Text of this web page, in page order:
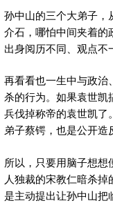
孙中山的三个大弟子，
介石，哪怕中间夹着的
出身阅历不同、观点不
再看看也一生中与政治
杀的行为。如果袁世凯
兵伐掉称帝的袁世凯了
弟子蔡锷，也是公开造
所以，只要用脑子想
人独裁的宋教仁暗杀
是主动提出让孙中山把